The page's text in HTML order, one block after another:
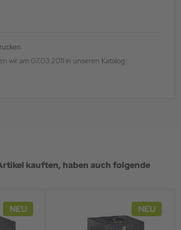
wir am 07.03.2011 in unseren Katalog
kauften, haben auch folgende
NEU NEU